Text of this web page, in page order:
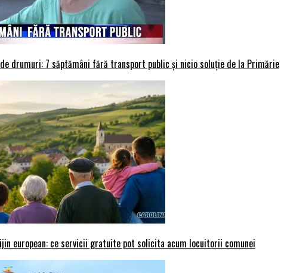
drumuri: 7 săptămâni fără transport public și nicio soluție de la Primărie
european: ce servicii gratuite pot solicita acum locuitorii comunei